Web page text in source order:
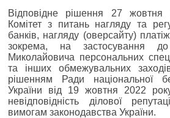
Відповідне рішення 27
Комітет з питань нагляду та
банків, нагляду (оверсайту)
зокрема, на застосування
Миколайовича персональних
та інших обмежувальних
рішенням Ради національної
України від 19 жовтня 2022
невідповідність ділової
вимогам законодавства України.